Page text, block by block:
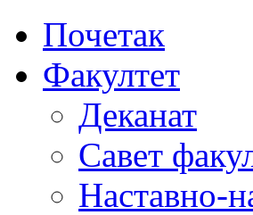
Почетак
Факултет
Деканат
Савет
Наставно-